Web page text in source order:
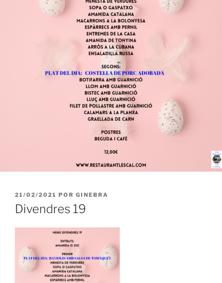
PUBLICADO
EL
21/02/2021 POR GINEBRA
Divendres 19